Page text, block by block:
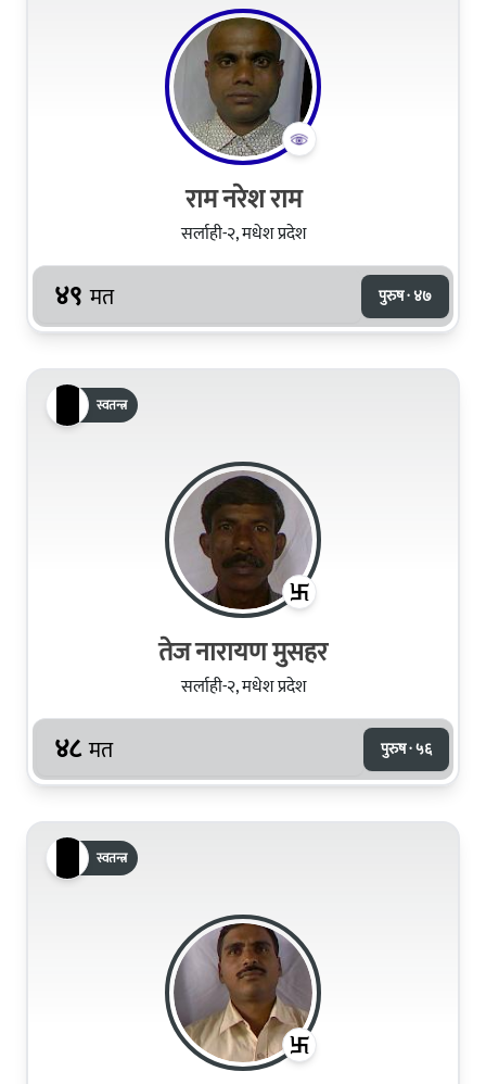
राम नरेश राम
सर्लाही-२, मधेश प्रदेश
४९ मत पुरुष · ४७
स्वतन्त्र
तेज नारायण मुसहर
सर्लाही-२, मधेश प्रदेश
४८ मत पुरुष · ५६
स्वतन्त्र